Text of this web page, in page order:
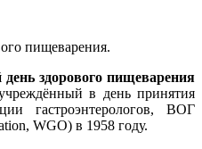
пищеварения.
здорового пищеварения
в день принятия
гастроэнтерологов, ВОГ
WGO) в 1958 году.